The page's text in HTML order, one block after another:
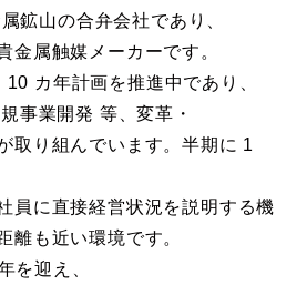
鉱山の合弁会社であり、
金属触媒メーカーです。
10 カ年計画を推進中であり、
事業開発 等、変革・
取り組んでいます。半期に 1
員に直接経営状況を説明する機
離も近い環境です。
を迎え、